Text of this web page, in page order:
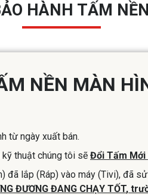
HÀNH TẤM
NỀN MÀN
từ ngày xuất bán.
thuật chúng tôi sẽ Đổi Tấm Mới
đã lắp (Ráp) vào máy (Tivi), đã
ĐƯƠNG ĐANG CHẠY TỐT,